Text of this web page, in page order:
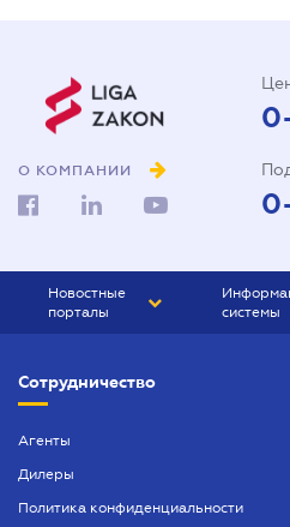
О КОМПАНИИ
Новостные
порталы
БИЗНЕС
системы
ЮРИСТ
Сотрудничество
Агенты
Дилеры
Политика конфиденциальности